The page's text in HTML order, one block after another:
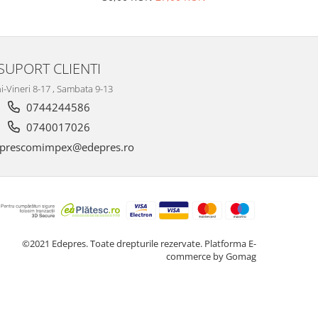
CLIENTI
Vineri 8-17 , Sambata 9-13
0744244586
0740017026
©2021 Edepres. Toate drepturile rezervate. Platforma E-
commerce by Gomag